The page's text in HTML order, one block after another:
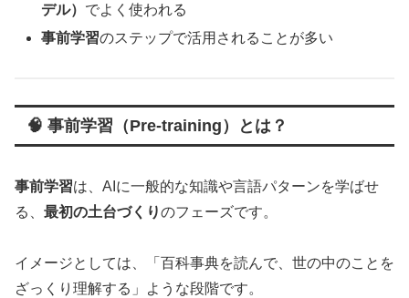
デル） でよく使われる
事前学習のステップで活用されることが多い
🧠 事前学習（Pre-training）とは？
事前学習は、AIに一般的な知識や言語パターンを学ばせ
る、 最初の土台づくりのフェーズです。
イメージとしては、「百科事典を読んで、世の中のことを
ざっくり理解する」ような段階です。